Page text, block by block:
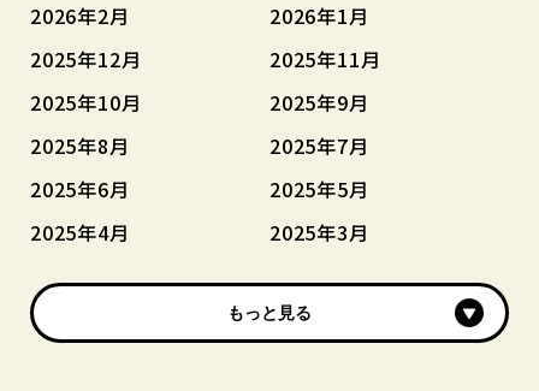
2026年2月
2026年1月
2025年12月
2025年11月
2025年10月
2025年9月
2025年8月
2025年7月
2025年6月
2025年5月
2025年4月
2025年3月
もっと見る
もっと見る